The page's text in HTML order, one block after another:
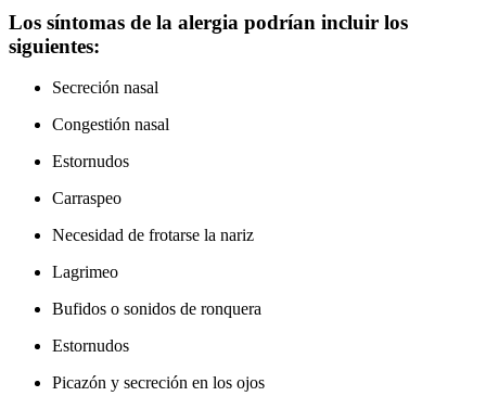
Los síntomas de la alergia podrían incluir los
siguientes:
Secreción nasal
Congestión nasal
Estornudos
Carraspeo
Necesidad de frotarse la nariz
Lagrimeo
Bufidos o sonidos de ronquera
Estornudos
Picazón y secreción en los ojos